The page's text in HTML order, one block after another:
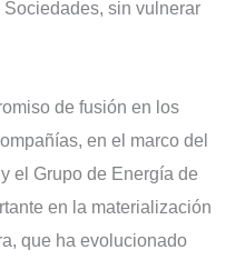
sin vulnerar
de fusión en los
en el marco del
el Grupo de Energía de
en la materialización
que ha evolucionado